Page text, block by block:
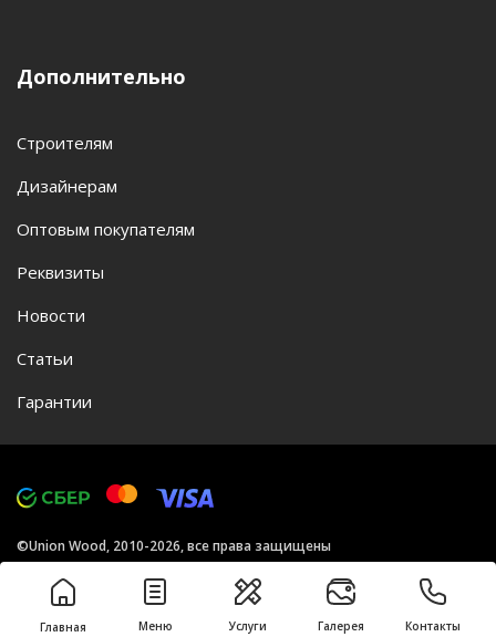
Главная Меню Услуги Галерея Контакты
Дополнительно
Строителям
Дизайнерам
Оптовым покупателям
Реквизиты
Новости
Статьи
Гарантии
©Union Wood, 2010-2026, все права защищены